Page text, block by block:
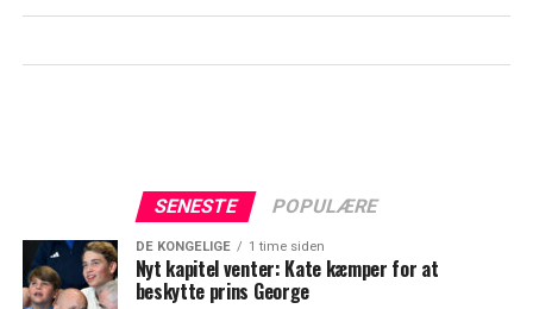
SENESTE POPULÆRE
DE KONGELIGE 1 time siden
Nyt kapitel venter: Kate kæmper for at
beskytte prins George